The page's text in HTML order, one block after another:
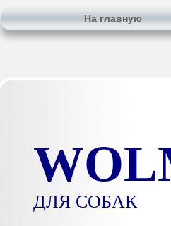
На главную
ДЛЯ СОБАК